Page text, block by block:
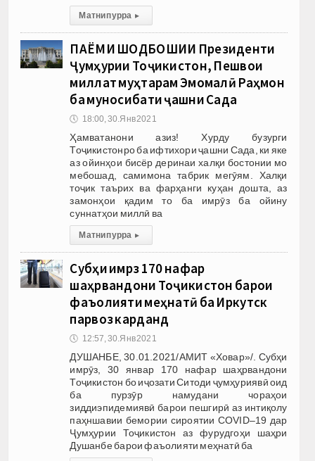
Матни пурра ▸
ПАЁМИ ШОДБОШИИ Президенти
Ҷумҳурии Тоҷикистон, Пешвои
миллат муҳтарам Эмомалӣ Раҳмон
ба муносибати ҷашни Сада
🕔 18:00, 30.Янв 2021
Ҳамватанони азиз! Хурду бузурги
Тоҷикистонро ба ифтихори ҷашни Сада, ки яке
аз ойинҳои бисёр деринаи халқи бостонии мо
мебошад, самимона табрик мегӯям. Халқи
тоҷик таърих ва фарҳанги куҳан дошта, аз
замонҳои қадим то ба имрӯз ба ойину
суннатҳои миллӣ ва
Матни пурра ▸
Субҳи имрӯз 170 нафар
шаҳрвандони Тоҷикистон барои
фаъолияти меҳнатӣ ба Иркутск
парвоз карданд
🕔 12:57, 30.Янв 2021
ДУШАНБЕ, 30.01.2021/АМИТ «Ховар»/. Субҳи
имрӯз, 30 январ 170 нафар шаҳрвандони
Тоҷикистон бо иҷозати Ситоди ҷумҳуриявӣ оид
ба пурзӯр намудани чораҳои
зиддиэпидемиявӣ барои пешгирӣ аз интиқолу
паҳншавии бемории сироятии COVID–19 дар
Ҷумҳурии Тоҷикистон аз фурудгоҳи шаҳри
Душанбе барои фаъолияти меҳнатӣ ба